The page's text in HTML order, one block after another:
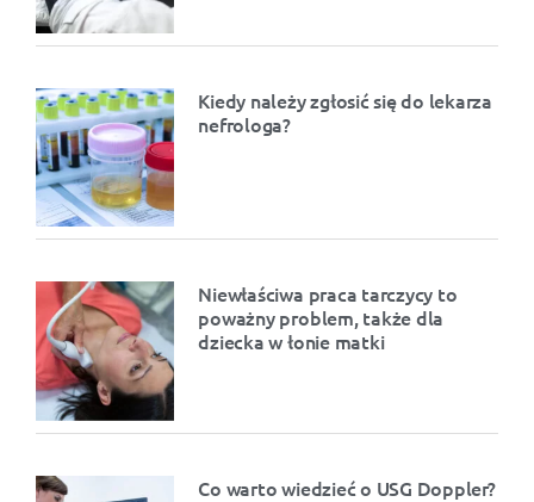
Kiedy należy zgłosić się do lekarza
nefrologa?
Niewłaściwa praca tarczycy to
poważny problem, także dla
dziecka w łonie matki
Co warto wiedzieć o USG Doppler?